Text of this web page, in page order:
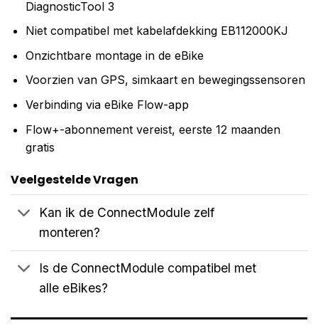
DiagnosticTool 3
Niet compatibel met kabelafdekking EB112000KJ
Onzichtbare montage in de eBike
Voorzien van GPS, simkaart en bewegingssensoren
Verbinding via eBike Flow-app
Flow+-abonnement vereist, eerste 12 maanden
gratis
Veelgestelde Vragen
Kan ik de ConnectModule zelf
monteren?
Is de ConnectModule compatibel met
alle eBikes?